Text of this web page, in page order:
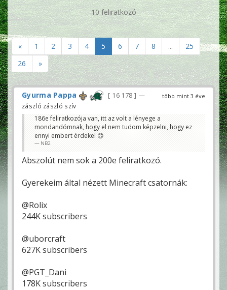
10 feliratkozó
« 1 2 3 4 5 6 7 8 ...
25
26
»
több mint 3 éve
Gyurma Pappa 16 178
—
zászló zászló szív
186e feliratkozója van, itt az volt a lényege a
mondandómnak, hogy el nem tudom képzelni, hogy ez
ennyi embert érdekel 😊
NB2
Abszolút nem sok a 200e feliratkozó.
Gyerekeim által nézett Minecraft csatornák:
@Rolix
244K subscribers
@uborcraft
627K subscribers
@PGT_Dani
178K subscribers